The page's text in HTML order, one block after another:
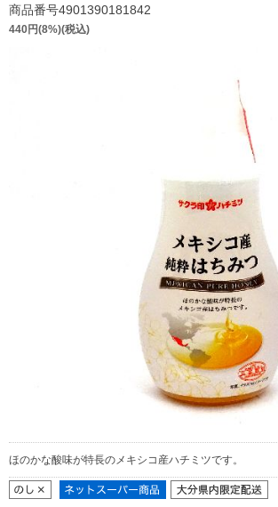
商品番号4901390181842
440円(8%)(税込)
ほのかな酸味が特長のメキシコ産ハチミツです。